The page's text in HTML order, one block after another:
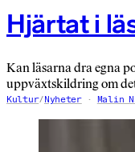
Hjärtat i
Kan läsarna dra egna
uppväxtskildring om
Kultur/Nyheter Malin